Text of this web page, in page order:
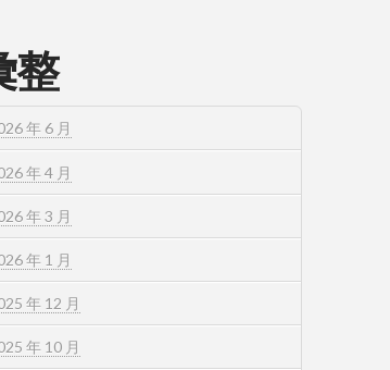
整
年 6 月
年 4 月
年 3 月
年 1 月
年 12 月
年 10 月